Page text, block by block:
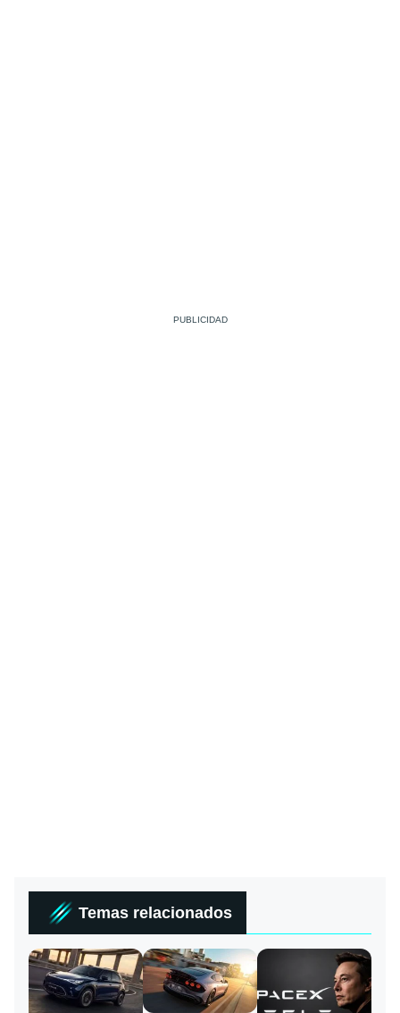
Temas relacionados